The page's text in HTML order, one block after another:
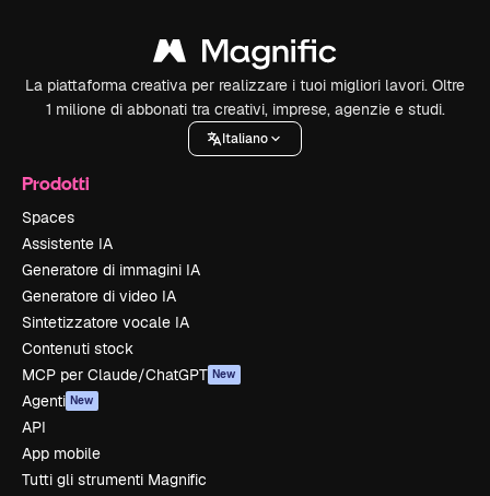
La piattaforma creativa per realizzare i tuoi migliori lavori. Oltre
1 milione di abbonati tra creativi, imprese, agenzie e studi.
Italiano
Prodotti
Spaces
Assistente IA
Generatore di immagini IA
Generatore di video IA
Sintetizzatore vocale IA
Contenuti stock
MCP per Claude/ChatGPT New
Agenti New
API
App mobile
Tutti gli strumenti Magnific